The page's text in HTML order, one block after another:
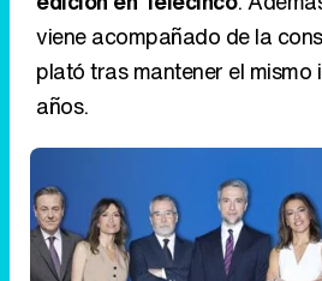
viene acompañado de la
plató tras mantener el mismo
años.